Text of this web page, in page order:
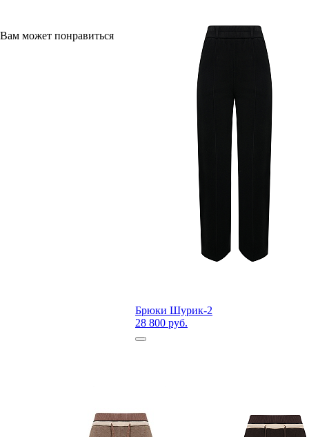
Вам может понравиться
Брюки Шурик-2
28 800 руб.